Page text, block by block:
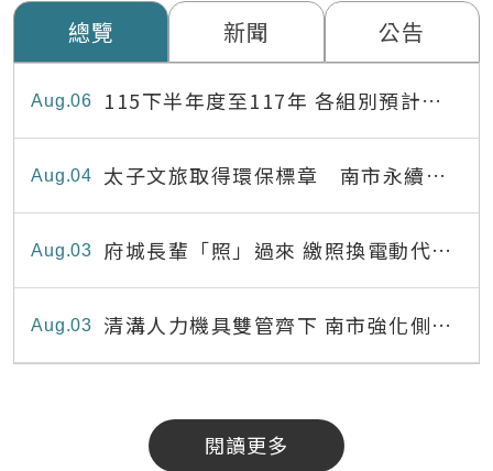
總覽 新聞 公告
06
Aug
115下半年度至117年 各組別預計出
缺員額表
04
Aug
太子文旅取得環保標章 南市永續旅
宿達22家
03
Aug
府城長輩「照」過來 繳照換電動代步
最高補助8,000元
03
Aug
清溝人力機具雙管齊下 南市強化側溝
清疏效能
閱讀更多